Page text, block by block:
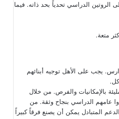
الروتين الدراسي تحدياً بحد ذاته. فيما
متعة.
يجب على الأهل توجيه أبنائهم
بالإمكانيات والفرص. من خلال
عامهم الدراسي بنجاح وثقة. من
المتبادل يمكن أن يصنع فرقاً كبيراً